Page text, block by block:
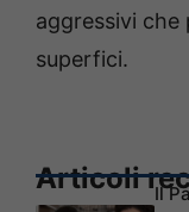
aggressivi
superfici.
Articoli
Il